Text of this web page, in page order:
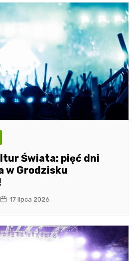
Świata: pięć dni
w Grodzisku
17 lipca 2026